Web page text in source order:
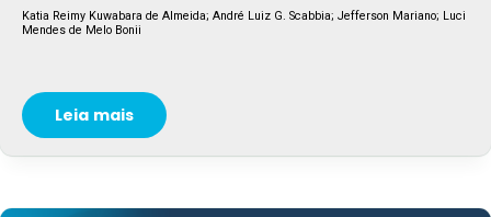
Katia Reimy Kuwabara de Almeida; André Luiz G. Scabbia; Jefferson Mariano; Luci
Mendes de Melo Bonii
Leia mais